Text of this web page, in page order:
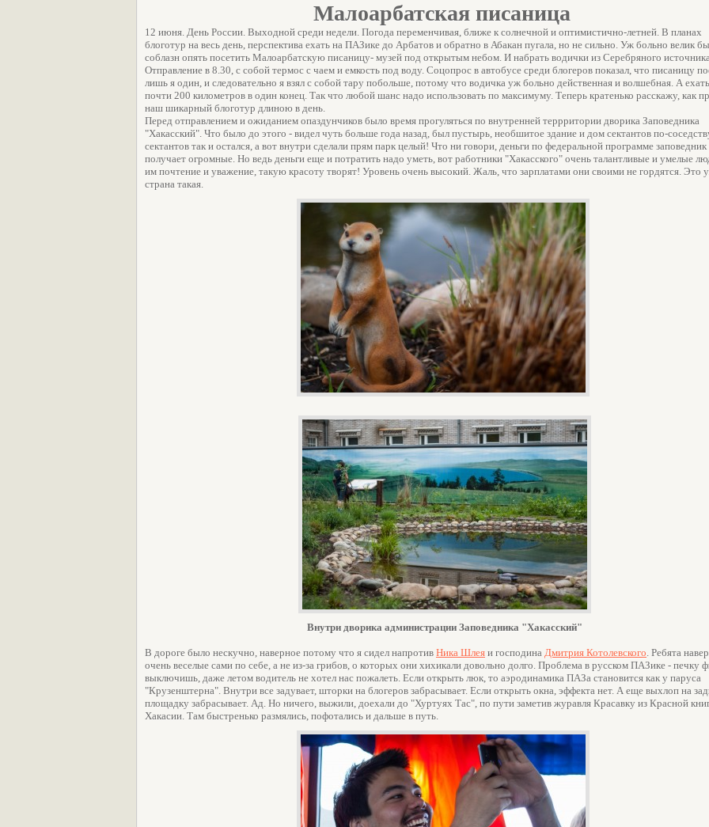
Малоарбатская писаница
12 июня. День России. Выходной среди недели. Погода переменчивая, ближе к солнечной и оптимистично-летней. В планах
блоготур на весь день, перспектива ехать на ПАЗике до Арбатов и обратно в Абакан пугала, но не сильно. Уж больно велик
соблазн опять посетить Малоарбатскую писаницу- музей под открытым небом. И набрать водички из Серебряного
Отправление в 8.30, с собой термос с чаем и емкость под воду. Соцопрос в автобусе среди блогеров показал, что писаницу
лишь я один, и следовательно я взял с собой тару побольше, потому что водичка уж больно действенная и волшебная. А
почти 200 километров в один конец. Так что любой шанс надо использовать по максимуму. Теперь кратенько расскажу, как
наш шикарный блоготур длиною в день.
Перед отправлением и ожиданием опаздунчиков было время прогуляться по внутренней террритории дворика Заповедника
"Хакасский". Что было до этого - видел чуть больше года назад, был пустырь, необшитое здание и дом сектантов по-
сектантов так и остался, а вот внутри сделали прям парк целый! Что ни говори, деньги по федеральной программе заповедник
получает огромные. Но ведь деньги еще и потратить надо уметь, вот работники "Хакасского" очень талантливые и умелые
им почтение и уважение, такую красоту творят! Уровень очень высокий. Жаль, что зарплатами они своими не гордятся. Это
страна такая.
Внутри дворика администрации Заповедника "Хакасский"
В дороге было нескучно, наверное потому что я сидел напротив Ника Шлея и господина Дмитрия Котолевского. Ребята
очень веселые сами по себе, а не из-за грибов, о которых они хихикали довольно долго. Проблема в русском ПАЗике - печку
выключишь, даже летом водитель не хотел нас пожалеть. Если открыть люк, то аэродинамика ПАЗа становится как у паруса
"Крузенштерна". Внутри все задувает, шторки на блогеров забрасывает. Если открыть окна, эффекта нет. А еще выхлоп на
площадку забрасывает. Ад. Но ничего, выжили, доехали до "Хуртуях Тас", по пути заметив журавля Красавку из Красной
Хакасии. Там быстренько размялись, пофотались и дальше в путь.